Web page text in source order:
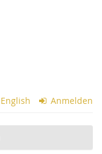
English Anmelden